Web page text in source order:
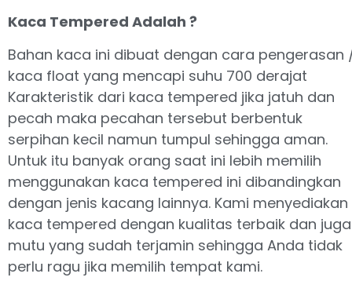
Kaca Tempered Adalah ?
Bahan kaca ini dibuat dengan cara pengerasan
kaca float yang mencapi suhu 700 derajat
Karakteristik dari kaca tempered jika jatuh dan
pecah maka pecahan tersebut berbentuk
serpihan kecil namun tumpul sehingga aman.
Untuk itu banyak orang saat ini lebih memilih
menggunakan kaca tempered ini dibandingkan
dengan jenis kacang lainnya. Kami menyediakan
kaca tempered dengan kualitas terbaik dan juga
mutu yang sudah terjamin sehingga Anda tidak
perlu ragu jika memilih tempat kami.